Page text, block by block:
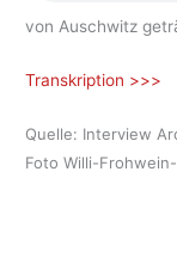
von Auschwitz
Transkription >>>
Quelle: Interview
Foto Willi-